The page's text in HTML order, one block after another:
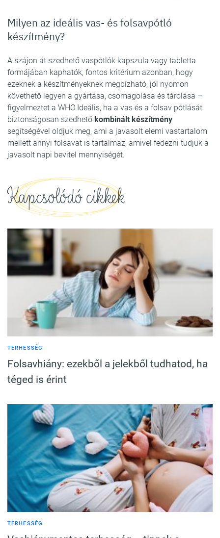
Milyen az ideális vas- és folsavpótló
készítmény?
A szájon át szedhető vaspótlók kapszula vagy tabletta
formájában kaphatók, fontos kritérium azonban, hogy
ezeknek a készítményeknek megbízható, jól nyomon
követhető legyen a gyártása, csomagolása és tárolása –
figyelmeztet a WHO.Ideális, ha a vas és a folsav pótlását
biztonságosan szedhető kombinált készítmény
segítségével oldjuk meg, ami a javasolt elemi vastartalom
mellett annyi folsavat is tartalmaz, amivel fedezni tudjuk a
javasolt napi bevitel mennyiségét.
Kapcsolódó cikkek
TERHESSÉG
Folsavhiány: ezekből a jelekből tudhatod, ha
téged is érint
TERHESSÉG